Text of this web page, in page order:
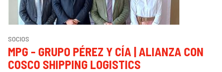
SOCIOS
MPG - GRUPO PÉREZ Y CÍA | ALIANZA CON
COSCO SHIPPING LOGISTICS